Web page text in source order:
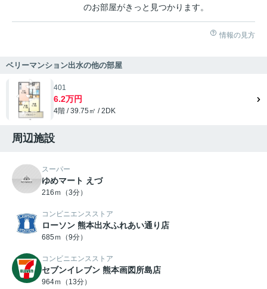
のお部屋がきっと見つかります。
情報の見方
ベリーマンション出水の他の部屋
401
6.2万円
4階 / 39.75㎡ / 2DK
周辺施設
スーパー
ゆめマート えづ
216ｍ（3分）
コンビニエンスストア
ローソン 熊本出水ふれあい通り店
685ｍ（9分）
コンビニエンスストア
セブンイレブン 熊本画図所島店
964ｍ（13分）